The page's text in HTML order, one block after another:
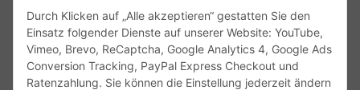
Durch Klicken auf „Alle akzeptieren“ gestatten Sie den
Einsatz folgender Dienste auf unserer Website: YouTube,
Vimeo, Brevo, ReCaptcha, Google Analytics 4, Google Ads
Conversion Tracking, PayPal Express Checkout und
Ratenzahlung. Sie können die Einstellung jederzeit ändern
Service
Gesetzliche Informationen